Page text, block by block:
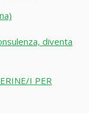
diventa
I PER